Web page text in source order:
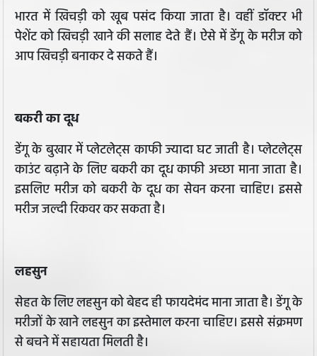
भारत में खिचड़ी को खूब पसंद किया जाता है। वहीं डॉक्टर भी
पेशेंट को खिचड़ी खाने की सलाह देते हैं। ऐसे में डेंगू के मरीज को
आप खिचड़ी बनाकर दे सकते हैं।
बकरी का दूध
डेंगू के बुखार में प्लेटलेट्स काफी ज्यादा घट जाती है। प्लेटलेट्स
काउंट बढ़ाने के लिए बकरी का दूध काफी अच्छा माना जाता है।
इसलिए मरीज को बकरी के दूध का सेवन करना चाहिए। इससे
मरीज जल्दी रिकवर कर सकता है।
लहसुन
सेहत के लिए लहसुन को बेहद ही फायदेमंद माना जाता है। डेंगू के
मरीजों के खाने लहसुन का इस्तेमाल करना चाहिए। इससे संक्रमण
से बचने में सहायता मिलती है।